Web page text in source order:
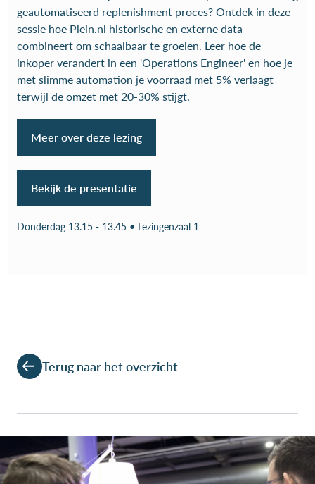
geautomatiseerd replenishment proces? Ontdek in deze
sessie hoe Plein.nl historische en externe data
combineert om schaalbaar te groeien. Leer hoe de
inkoper verandert in een 'Operations Engineer' en hoe je
met slimme automation je voorraad met 5% verlaagt
terwijl de omzet met 20-30% stijgt.
Meer over deze lezing
Bekijk de presentatie
Donderdag 13.15 - 13.45 • Lezingenzaal 1
Terug naar het overzicht